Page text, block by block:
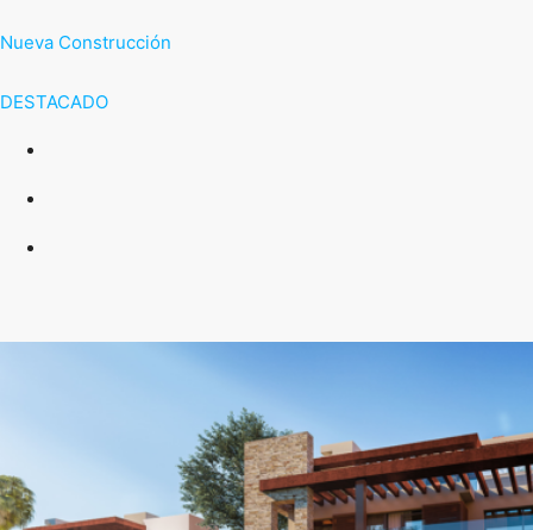
Nueva Construcción
DESTACADO